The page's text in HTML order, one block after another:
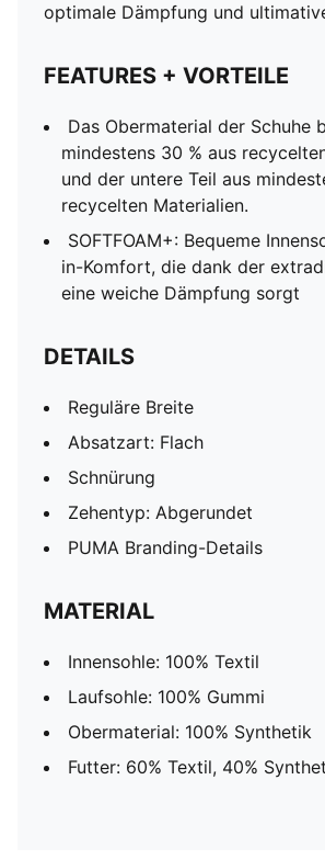
optimale Dämpfung und
FEATURES + VORTEILE
Das Obermaterial der Schuhe
mindestens 30 % aus
und der untere Teil aus
recycelten Materialien.
SOFTFOAM+: Bequeme
in-Komfort, die dank der
eine weiche Dämpfung sorgt
DETAILS
Reguläre Breite
Absatzart: Flach
Schnürung
Zehentyp: Abgerundet
PUMA Branding-Details
MATERIAL
Innensohle: 100% Textil
Laufsohle: 100% Gummi
Obermaterial: 100% Synthetik
Futter: 60% Textil, 40%